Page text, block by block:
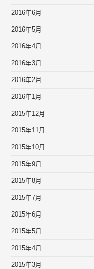
2016年6月
2016年5月
2016年4月
2016年3月
2016年2月
2016年1月
2015年12月
2015年11月
2015年10月
2015年9月
2015年8月
2015年7月
2015年6月
2015年5月
2015年4月
2015年3月